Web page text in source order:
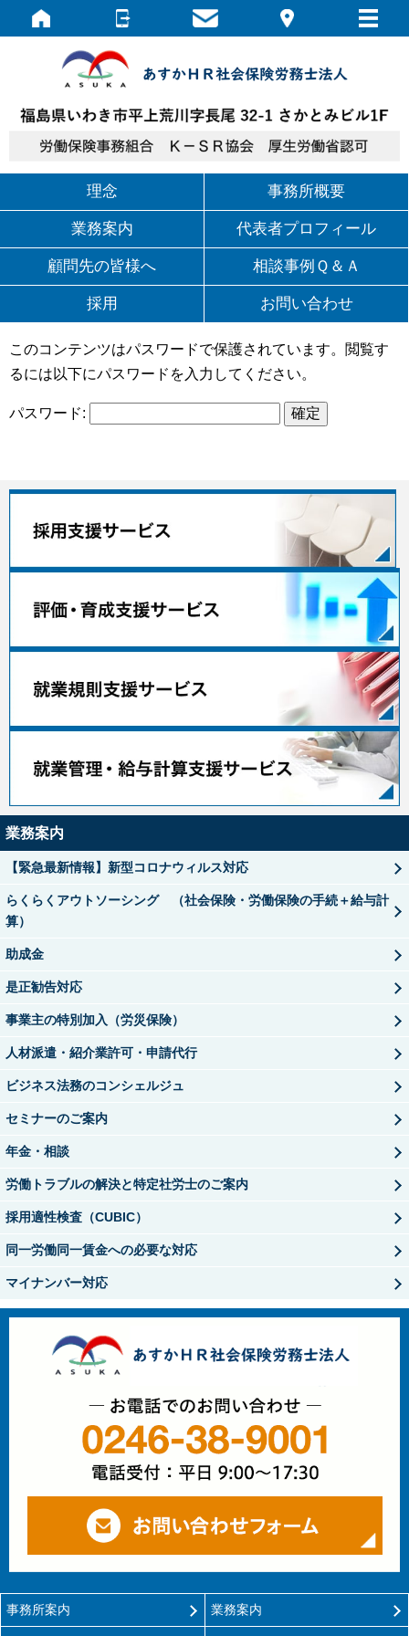
理念 事務所概要
業務案内 代表者プロフィール
顧問先の皆様へ 相談事例 Ｑ＆Ａ
採用 お問い合わせ
このコンテンツはパスワードで保護されています。閲覧す
るには以下にパスワードを入力してください。
パスワード:
業務案内
【緊急最新情報】新型コロナウィルス対応
らくらくアウトソーシング （社会保険・労働保険の手続＋給与計
算）
助成金
是正勧告対応
事業主の特別加入（労災保険）
人材派遣・紹介業許可・申請代行
ビジネス法務のコンシェルジュ
セミナーのご案内
年金・相談
労働トラブルの解決と特定社労士のご案内
採用適性検査（CUBIC）
同一労働同一賃金への必要な対応
マイナンバー対応
事務所案内 業務案内